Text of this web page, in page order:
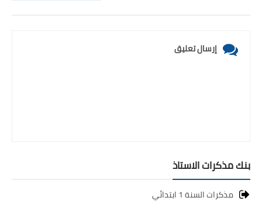
إرسال تعليق
بنك مذكرات الاستاذ
مذكرات السنة 1 ابتدائي